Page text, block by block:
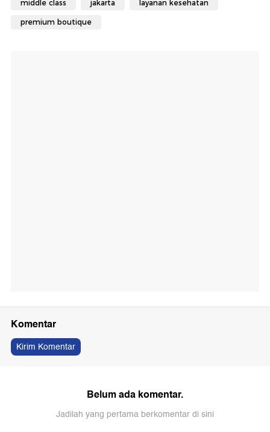
middle class jakarta layanan kesehatan
premium boutique
Komentar
Kirim Komentar
Belum ada komentar.
Jadilah yang pertama berkomentar di sini